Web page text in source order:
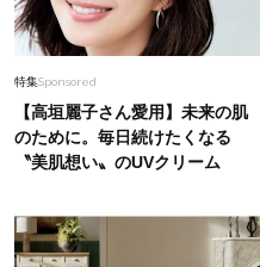
特集Sponsored
【高垣麗子さん愛用】未来の肌
のために。毎日続けたくなる
〝美肌想い〟のUVクリーム